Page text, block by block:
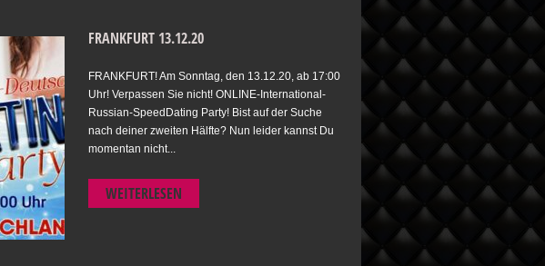
FRANKFURT 13.12.20
FRANKFURT! Am Sonntag, den 13.12.20, ab 17:00
Uhr! Verpassen Sie nicht! ONLINE-International-
Russian-SpeedDating Party! Bist auf der Suche
nach deiner zweiten Hälfte? Nun leider kannst Du
momentan nicht...
WEITERLESEN